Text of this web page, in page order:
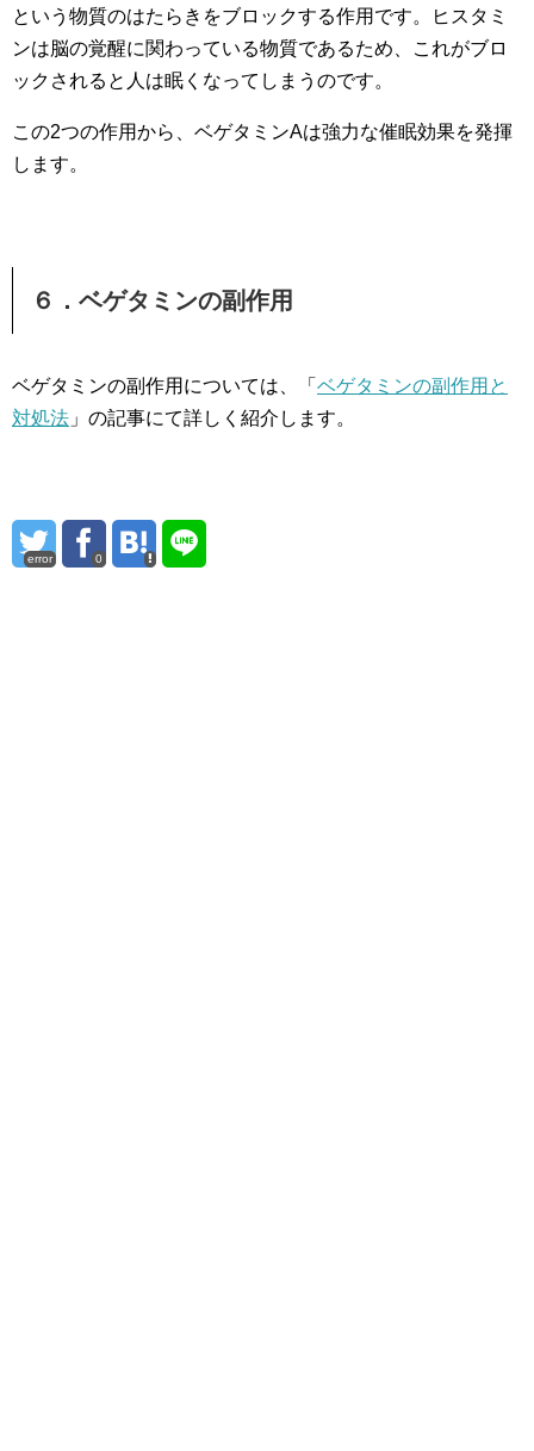
という物質のはたらきをブロックする作用です。ヒスタミ
ンは脳の覚醒に関わっている物質であるため、これがブロ
ックされると人は眠くなってしまうのです。
この2つの作用から、ベゲタミンAは強力な催眠効果を発揮
します。
６．ベゲタミンの副作用
ベゲタミンの副作用については、「 ベゲタミンの副作用と
対処法 」の記事にて詳しく紹介します。
error 0